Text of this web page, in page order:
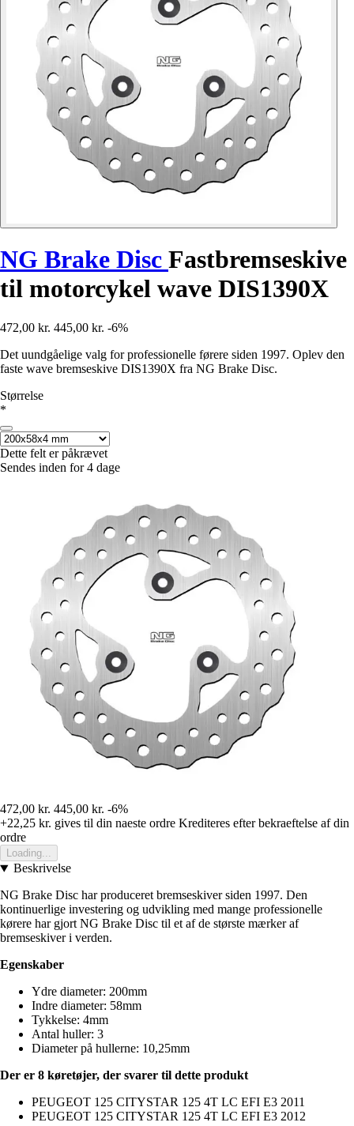
NG Brake Disc Fastbremseskive
til motorcykel wave DIS1390X
472,00 kr. 445,00 kr. -6%
Det uundgåelige valg for professionelle førere siden 1997. Oplev den
faste wave bremseskive DIS1390X fra NG Brake Disc.
Størrelse
*
Dette felt er påkrævet
Sendes inden for 4 dage
472,00 kr. 445,00 kr. -6%
+22,25 kr. gives til din naeste ordre Krediteres efter bekraeftelse af din
ordre
Loading...
Beskrivelse
NG Brake Disc har produceret bremseskiver siden 1997. Den
kontinuerlige investering og udvikling med mange professionelle
kørere har gjort NG Brake Disc til et af de største mærker af
bremseskiver i verden.
Egenskaber
Ydre diameter: 200mm
Indre diameter: 58mm
Tykkelse: 4mm
Antal huller: 3
Diameter på hullerne: 10,25mm
Der er 8 køretøjer, der svarer til dette produkt
PEUGEOT 125 CITYSTAR 125 4T LC EFI E3 2011
PEUGEOT 125 CITYSTAR 125 4T LC EFI E3 2012